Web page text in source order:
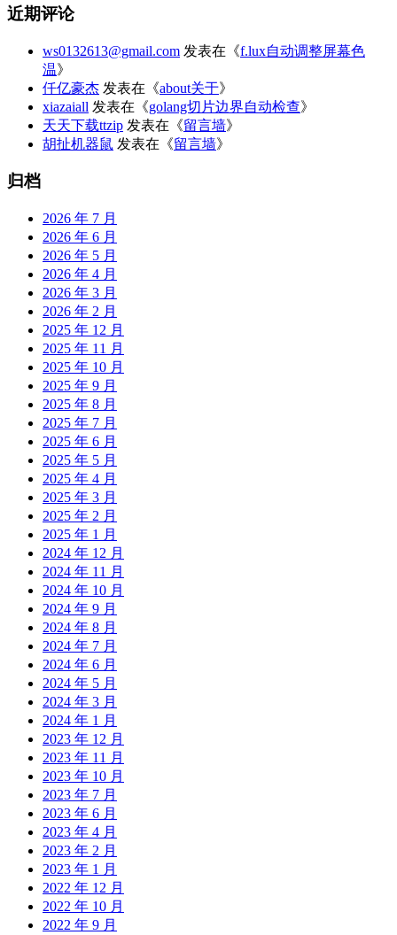
近期评论
ws0132613@gmail.com 发表在《f.lux自动调整屏幕色
温》
仟亿豪杰 发表在《about关于》
xiazaiall 发表在《golang切片边界自动检查》
天天下载ttzip 发表在《留言墙》
胡扯机器鼠 发表在《留言墙》
归档
2026 年 7 月
2026 年 6 月
2026 年 5 月
2026 年 4 月
2026 年 3 月
2026 年 2 月
2025 年 12 月
2025 年 11 月
2025 年 10 月
2025 年 9 月
2025 年 8 月
2025 年 7 月
2025 年 6 月
2025 年 5 月
2025 年 4 月
2025 年 3 月
2025 年 2 月
2025 年 1 月
2024 年 12 月
2024 年 11 月
2024 年 10 月
2024 年 9 月
2024 年 8 月
2024 年 7 月
2024 年 6 月
2024 年 5 月
2024 年 3 月
2024 年 1 月
2023 年 12 月
2023 年 11 月
2023 年 10 月
2023 年 7 月
2023 年 6 月
2023 年 4 月
2023 年 2 月
2023 年 1 月
2022 年 12 月
2022 年 10 月
2022 年 9 月